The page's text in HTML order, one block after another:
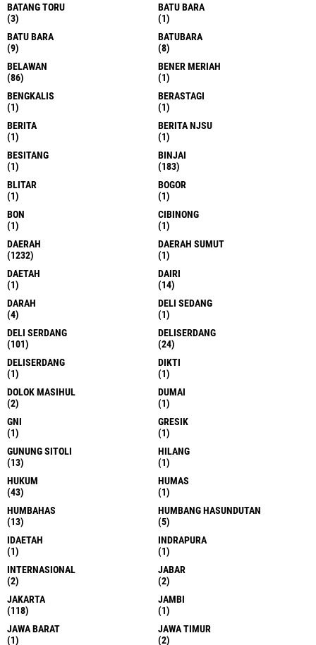
BATANG TORU
(3)
BATU BARA
(1)
BATU BARA
(9)
BATUBARA
(8)
BELAWAN
(86)
BENER MERIAH
(1)
BENGKALIS
(1)
BERASTAGI
(1)
BERITA
(1)
BERITA NJSU
(1)
BESITANG
(1)
BINJAI
(183)
BLITAR
(1)
BOGOR
(1)
BON
(1)
CIBINONG
(1)
DAERAH
(1232)
DAERAH SUMUT
(1)
DAETAH
(1)
DAIRI
(14)
DARAH
(4)
DELI SEDANG
(1)
DELI SERDANG
(101)
DELISERDANG
(24)
DELISERDANG
(1)
DIKTI
(1)
DOLOK MASIHUL
(2)
DUMAI
(1)
GNI
(1)
GRESIK
(1)
GUNUNG SITOLI
(13)
HILANG
(1)
HUKUM
(43)
HUMAS
(1)
HUMBAHAS
(13)
HUMBANG HASUNDUTAN
(5)
IDAETAH
(1)
INDRAPURA
(1)
INTERNASIONAL
(2)
JABAR
(2)
JAKARTA
(118)
JAMBI
(1)
JAWA BARAT
(1)
JAWA TIMUR
(2)